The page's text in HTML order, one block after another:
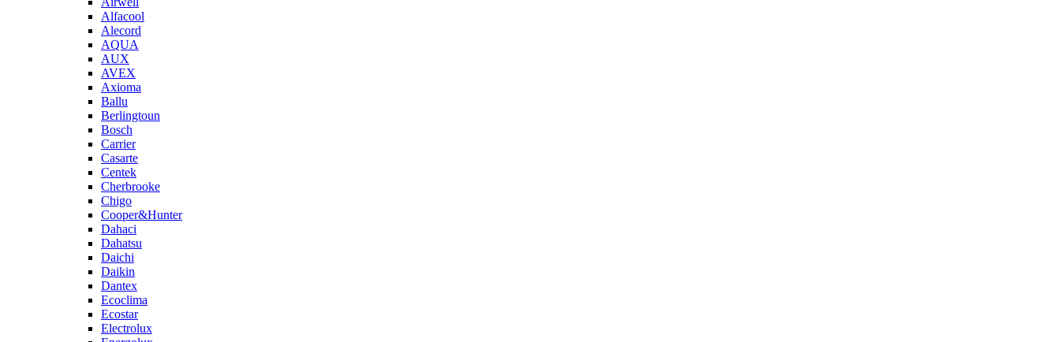
Alfacool
Alecord
AQUA
AUX
AVEX
Axioma
Ballu
Berlingtoun
Bosch
Carrier
Casarte
Centek
Cherbrooke
Chigo
Cooper&Hunter
Dahaci
Dahatsu
Daichi
Daikin
Dantex
Ecoclima
Ecostar
Electrolux